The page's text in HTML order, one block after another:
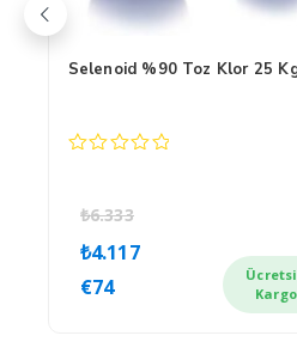
Selenoid %90 Toz Klor 25
₺6.333
Orijinal
fiyat:
₺6.333.
₺4.117Şu
andaki
fiyat:
₺4.117.
€74
Kargo